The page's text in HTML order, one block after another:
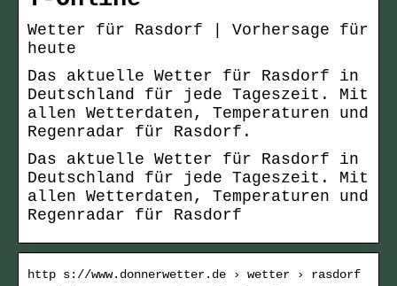
Wetter für Rasdorf | Vorhersage für
heute
Das aktuelle Wetter für Rasdorf in
Deutschland für jede Tageszeit. Mit
allen Wetterdaten, Temperaturen und
Regenradar für Rasdorf.
Das aktuelle Wetter für Rasdorf in
Deutschland für jede Tageszeit. Mit
allen Wetterdaten, Temperaturen und
Regenradar für Rasdorf
http s://www.donnerwetter.de › wetter › rasdorf